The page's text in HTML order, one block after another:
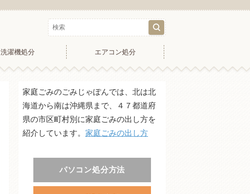
洗濯機処分 エアコン処分
家庭ごみのごみじゃぽんでは、北は北
海道から南は沖縄県まで、４７都道府
県の市区町村別に家庭ごみの出し方を
紹介しています。 家庭ごみの出し方
パソコン処分方法